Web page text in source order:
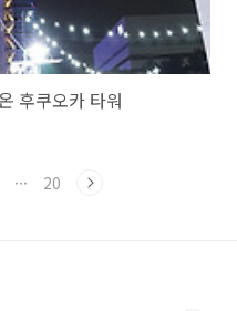
후쿠오카 타워
··· 20